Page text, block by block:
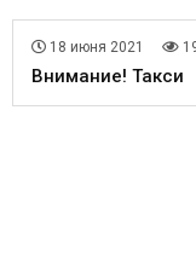
18 июня 2021
Внимание! Такси